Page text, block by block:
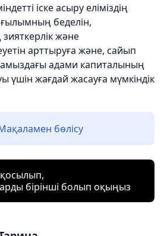
іске асыру еліміздің
беделін,
және
арттыруға және, сайып
адами капиталының
үшін жағдай жасауға мүмкіндік
бөлісу
бірінші болып оқыңыз